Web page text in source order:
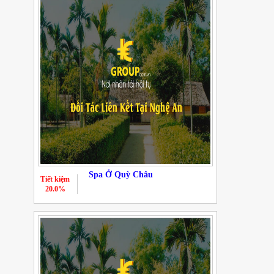
Spa Ở Quỳ Châu
Tiết kiệm
20.0%